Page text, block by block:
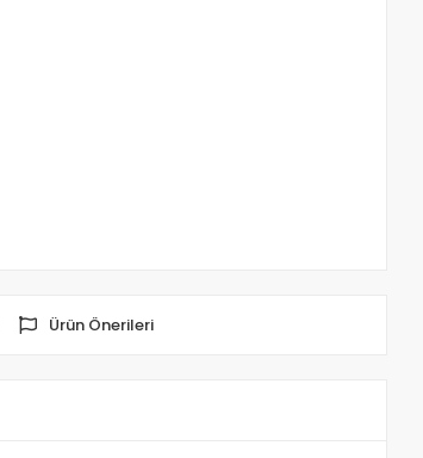
Ürün Önerileri